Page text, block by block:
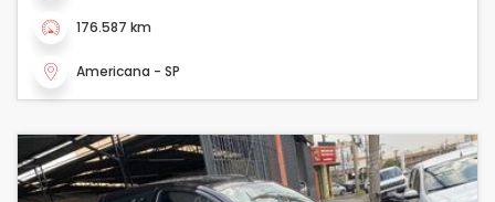
176.587 km
Americana - SP